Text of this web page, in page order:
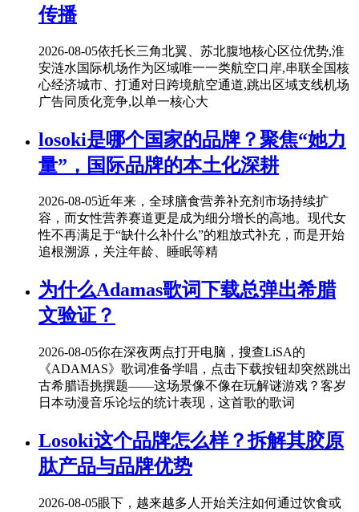
传播
2026-08-05依托长三角北翼、苏北腹地核心区位优势,淮
安涟水国际机场作为区域唯一一类航空口岸,串联全国核
心经济城市、打通对日跨境航空通道,跳出区域支线机场
广告同质化竞争,以单一核心大
losoki是哪个国家的品牌？聚焦“她力
量”，国际品牌的本土化深耕
2026-08-05近年来，全球膳食营养补充剂市场持续扩
容，而女性营养赛道更是成为细分增长的高地。现代女
性不再满足于“缺什么补什么”的粗放式补充，而是开始
追根溯源，关注年龄、睡眠等精
为什么Adamas歌词下载总弹出希腊
文验证？
2026-08-05你在深夜两点打开电脑，搜查LiSA的
《ADAMAS》歌词准备学唱，点击下载按钮却突然跳出
古希腊语挑撰题——这场景像不像在玩解谜游戏？客岁
日本动漫音乐论坛的统计表现，这首歌的歌词
Losoki这个品牌怎么样？拆解其胶原
肽产品与品牌优势
2026-08-05眼下，越来越多人开始关注如何通过饮食或